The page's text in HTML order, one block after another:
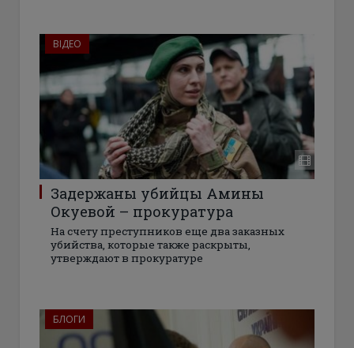
ВІДЕО
Задержаны убийцы Амины
Окуевой – прокуратура
На счету преступников еще два заказных
убийства, которые также раскрыты,
утверждают в прокуратуре
БЛОГИ